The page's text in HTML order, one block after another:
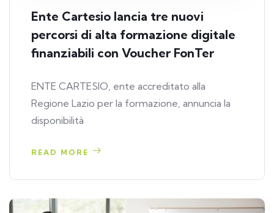
Ente Cartesio lancia tre nuovi
percorsi di alta formazione digitale
finanziabili con Voucher FonTer
ENTE CARTESIO, ente accreditato alla
Regione Lazio per la formazione, annuncia la
disponibilità
READ MORE